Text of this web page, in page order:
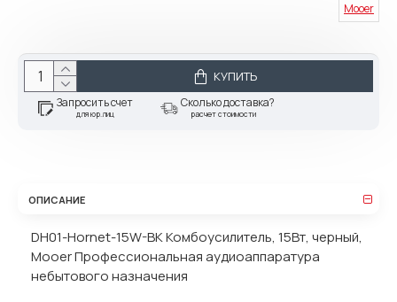
Mooer
КУПИТЬ
Запросить счет
для юр.лиц
Сколько доставка?
расчет стоимости
ОПИСАНИЕ
DH01-Hornet-15W-BK Комбоусилитель, 15Вт, черный,
Mooer Профессиональная аудиоаппаратура
небытового назначения